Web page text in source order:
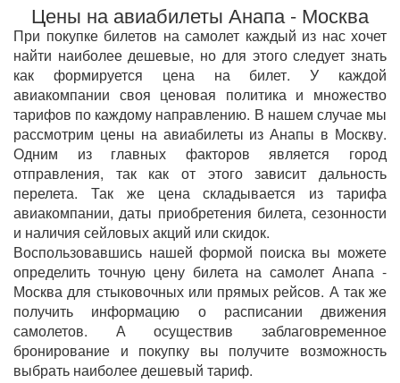
Цены на авиабилеты Анапа - Москва
При покупке билетов на самолет каждый из нас хочет
найти наиболее дешевые, но для этого следует знать
как формируется цена на билет. У каждой
авиакомпании своя ценовая политика и множество
тарифов по каждому направлению. В нашем случае мы
рассмотрим цены на авиабилеты из Анапы в Москву.
Одним из главных факторов является город
отправления, так как от этого зависит дальность
перелета. Так же цена складывается из тарифа
авиакомпании, даты приобретения билета, сезонности
и наличия сейловых акций или скидок.
Воспользовавшись нашей формой поиска вы можете
определить точную цену билета на самолет Анапа -
Москва для стыковочных или прямых рейсов. А так же
получить информацию о расписании движения
самолетов. А осуществив заблаговременное
бронирование и покупку вы получите возможность
выбрать наиболее дешевый тариф.